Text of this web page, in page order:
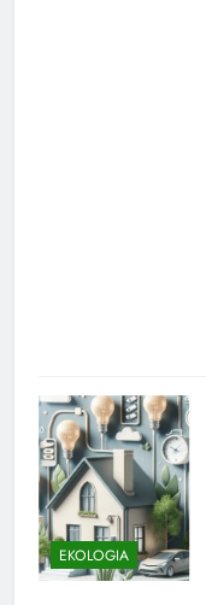
EKOLOGIA